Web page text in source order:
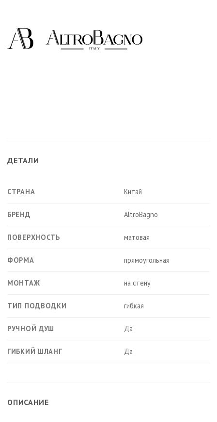
ДЕТАЛИ
СТРАНА Китай
БРЕНД AltroBagno
ПОВЕРХНОСТЬ матовая
ФОРМА прямоугольная
МОНТАЖ на стену
ТИП ПОДВОДКИ гибкая
РУЧНОЙ ДУШ Да
ГИБКИЙ ШЛАНГ Да
ОПИСАНИЕ